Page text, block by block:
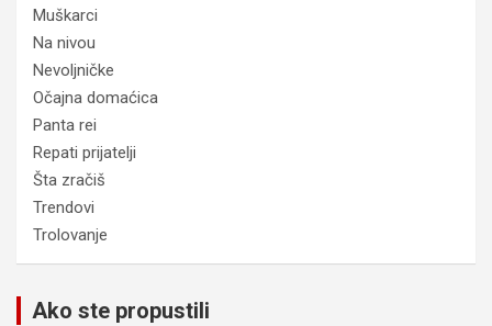
Muškarci
Na nivou
Nevoljničke
Očajna domaćica
Panta rei
Repati prijatelji
Šta zračiš
Trendovi
Trolovanje
Ako ste propustili